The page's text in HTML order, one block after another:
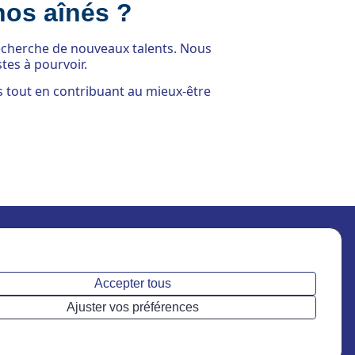
aînés ?
de nouveaux talents. Nous
à pourvoir.
tout en contribuant au mieux-être
Permis d’agence : AP-2000557
Accepter tous
Ajuster vos préférences